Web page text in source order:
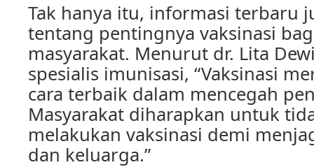
Tak hanya itu, informasi terbaru
tentang pentingnya vaksinasi
masyarakat. Menurut dr. Lita
spesialis imunisasi, “Vaksinasi
cara terbaik dalam mencegah
Masyarakat diharapkan untuk
melakukan vaksinasi demi
dan keluarga.”